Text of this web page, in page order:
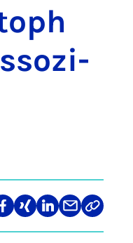
Teilen
auf
Teilen
auf
Teilen
auf
Teilen
über
Link
kopieren